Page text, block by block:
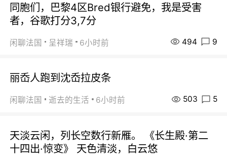
同胞们，巴黎4区Bred银行避免，我是受害
者，谷歌打分3,7分
闲聊法国 呈祥瑞 6小时前 494 9
丽岙人跑到沈岙拉皮条
闲聊法国 逝去的生活 6小时前 503 5
天淡云闲，列长空数行新雁。 《长生殿·第二
十四出·惊变》 天色清淡，白云悠